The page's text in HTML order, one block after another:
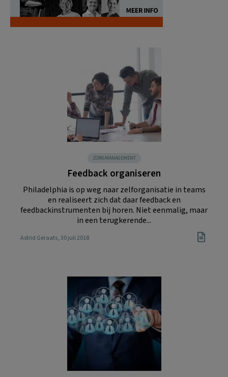
ZORGMANAGEMENT
Feedback organiseren
Philadelphia is op weg naar zelforganisatie in teams
en realiseert zich dat daar feedback en
feedbackinstrumenten bij horen. Niet eenmalig, maar
in een terugkerende...
Astrid Geraats, 30 juli 2018